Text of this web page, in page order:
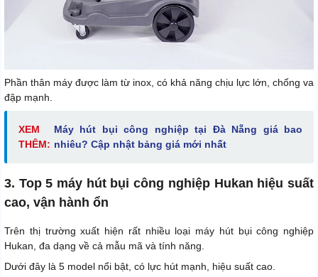
Phần thân máy được làm từ inox, có khả năng chịu lực lớn, chống va
đập mạnh.
XEM
THÊM:
Máy hút bụi công nghiệp tại Đà Nẵng giá bao
nhiêu? Cập nhật bảng giá mới nhất
3. Top 5 máy hút bụi công nghiệp Hukan hiệu suất
cao, vận hành ổn
Trên thị trường xuất hiện rất nhiều loại máy hút bụi công nghiệp
Hukan, đa dạng về cả mẫu mã và tính năng.
Dưới đây là 5 model nổi bật, có lực hút mạnh, hiệu suất cao.